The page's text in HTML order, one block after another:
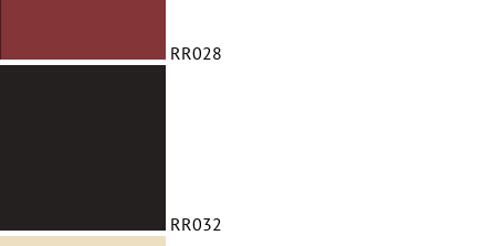
RR028
RR032